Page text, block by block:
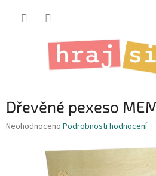
Dřevěné pexeso
Průměrné
Neohodnoceno Podrobnosti hodnocení